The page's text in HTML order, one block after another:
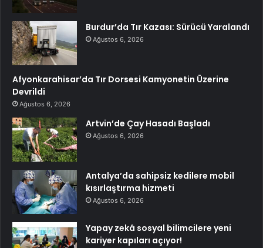
Burdur’da Tır Kazası: Sürücü Yaralandı
Ağustos 6, 2026
Afyonkarahisar’da Tır Dorsesi Kamyonetin Üzerine
Devrildi
Ağustos 6, 2026
Artvin’de Çay Hasadı Başladı
Ağustos 6, 2026
Antalya’da sahipsiz kedilere mobil
kısırlaştırma hizmeti
Ağustos 6, 2026
Yapay zekâ sosyal bilimcilere yeni
kariyer kapıları açıyor!